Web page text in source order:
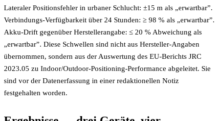
Lateraler Positionsfehler in urbaner Schlucht: ±15 m als „erwartbar”.
Verbindungs-Verfügbarkeit über 24 Stunden: ≥ 98 % als „erwartbar”.
Akku-Drift gegenüber Herstellerangabe: ≤ 20 % Abweichung als
„erwartbar”. Diese Schwellen sind nicht aus Hersteller-Angaben
übernommen, sondern aus der Auswertung des EU-Berichts JRC
2023.05 zu Indoor/Outdoor-Positioning-Performance abgeleitet. Sie
sind vor der Datenerfassung in einer redaktionellen Notiz
festgehalten worden.